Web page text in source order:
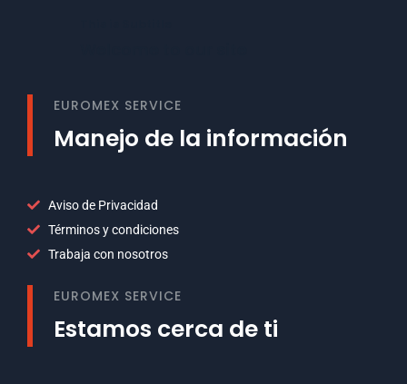
EUROMEX SERVICE
Manejo de la información
Aviso de Privacidad
Términos y condiciones
Trabaja con nosotros
EUROMEX SERVICE
Estamos cerca de ti